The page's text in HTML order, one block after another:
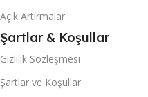
Açık Artırmalar
Şartlar & Koşullar
Gizlilik Sözleşmesi
Şartlar ve Koşullar